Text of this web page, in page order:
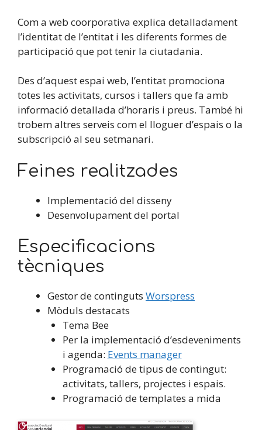
Com a web coorporativa explica detalladament
l’identitat de l’entitat i les diferents formes de
participació que pot tenir la ciutadania.
Des d’aquest espai web, l’entitat promociona
totes les activitats, cursos i tallers que fa amb
informació detallada d’horaris i preus. També hi
trobem altres serveis com el lloguer d’espais o la
subscripció al seu setmanari.
Feines realitzades
Implementació del disseny
Desenvolupament del portal
Especificacions
tècniques
Gestor de continguts Worspress
Mòduls destacats
Tema Bee
Per la implementació d’esdeveniments
i agenda: Events manager
Programació de tipus de contingut:
activitats, tallers, projectes i espais.
Programació de templates a mida